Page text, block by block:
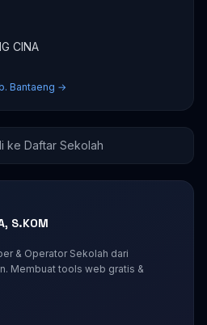
CINA
Bantaeng →
ke Daftar Sekolah
S.KOM
& Operator Sekolah dari
Membuat tools web gratis &